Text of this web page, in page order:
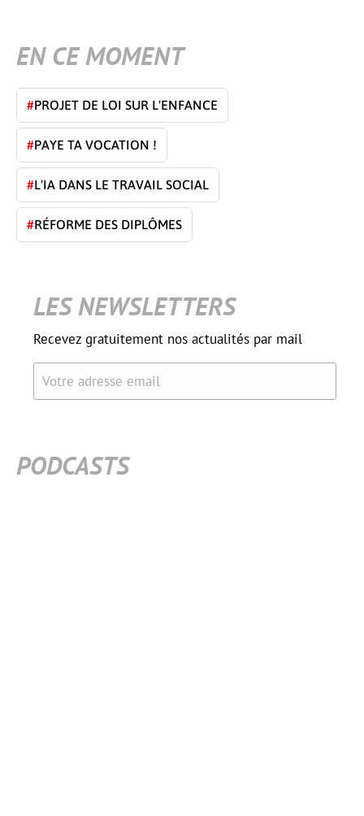
EN CE MOMENT
#PROJET DE LOI SUR L'ENFANCE
#PAYE TA VOCATION !
#L'IA DANS LE TRAVAIL SOCIAL
#RÉFORME DES DIPLÔMES
LES NEWSLETTERS
Recevez gratuitement nos actualités par mail
Votre adresse email
PODCASTS